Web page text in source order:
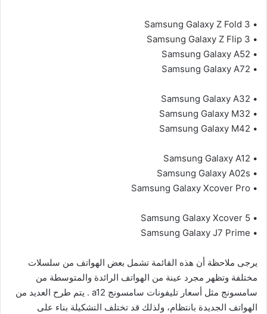
• Samsung Galaxy Z Fold 3
• Samsung Galaxy Z Flip 3
• Samsung Galaxy A52
• Samsung Galaxy A72
• Samsung Galaxy A32
• Samsung Galaxy M32
• Samsung Galaxy M42
• Samsung Galaxy A12
• Samsung Galaxy A02s
• Samsung Galaxy Xcover Pro
• Samsung Galaxy Xcover 5
• Samsung Galaxy J7 Prime
يرجى ملاحظة أن هذه القائمة تشمل بعض الهواتف من سلسلات
مختلفة وتظهر مجرد عينة من الهواتف الرائدة والمتوسطة من
سامسونج مثل أسعار تليفونات سامسونج a12 . يتم طرح العديد من
الهواتف الجديدة بانتظام، ولذلك قد تختلف التشكيلة بناء على